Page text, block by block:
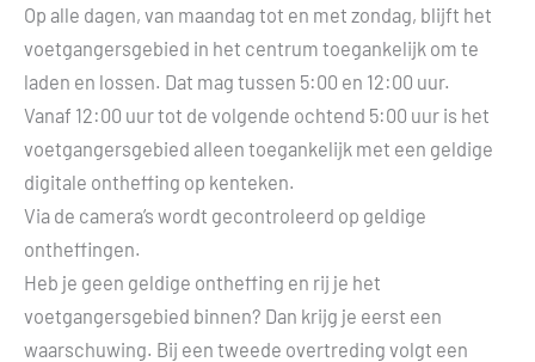
Op alle dagen, van maandag tot en met zondag, blijft het
voetgangersgebied in het centrum toegankelijk om te
laden en lossen. Dat mag tussen 5:00 en 12:00 uur.
Vanaf 12:00 uur tot de volgende ochtend 5:00 uur is het
voetgangersgebied alleen toegankelijk met een geldige
digitale ontheffing op kenteken.
Via de camera’s wordt gecontroleerd op geldige
ontheffingen.
Heb je geen geldige ontheffing en rij je het
voetgangersgebied binnen? Dan krijg je eerst een
waarschuwing. Bij een tweede overtreding volgt een